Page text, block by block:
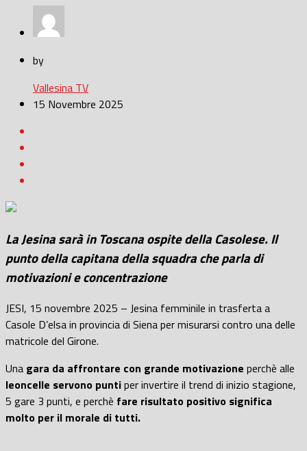
by
Vallesina TV
15 Novembre 2025
La Jesina sarà in Toscana ospite della Casolese. Il
punto della capitana della squadra che parla di
motivazioni e concentrazione
JESI, 15 novembre 2025 – Jesina femminile in trasferta a
Casole D’elsa in provincia di Siena per misurarsi contro una delle
matricole del Girone.
Una gara da affrontare con grande motivazione perchè alle
leoncelle servono puntiper invertire il trend di inizio stagione,
5 gare 3 punti, e perchè fare risultato positivo significa
molto per il morale di tutti.